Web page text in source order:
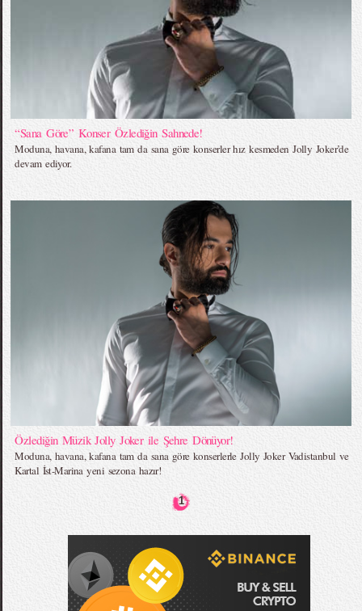
“Sana Göre” Konser Özlediğin Sahnede!
Moduna, havana, kafana tam da sana göre konserler hız kesmeden Jolly Joker’de
devam ediyor.
Özlediğin Müzik Jolly Joker ile Şehre Dönüyor!
Moduna, havana, kafana tam da sana göre konserlerle Jolly Joker Vadistanbul ve
Kartal İst-Marina yeni sezona hazır!
1